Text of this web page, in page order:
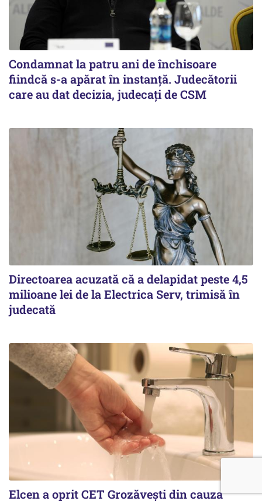
Condamnat la patru ani de închisoare
fiindcă s-a apărat în instanță. Judecătorii
care au dat decizia, judecați de CSM
Directoarea acuzată că a delapidat peste 4,5
milioane lei de la Electrica Serv, trimisă în
judecată
Elcen a oprit CET Grozăvești din cauza